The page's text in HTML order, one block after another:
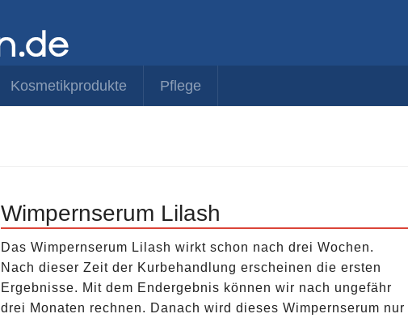
Kosmetikprodukte Pflege
Wimpernserum Lilash
Das Wimpernserum Lilash wirkt schon nach drei Wochen.
Nach dieser Zeit der Kurbehandlung erscheinen die ersten
Ergebnisse. Mit dem Endergebnis können wir nach ungefähr
drei Monaten rechnen. Danach wird dieses Wimpernserum nur